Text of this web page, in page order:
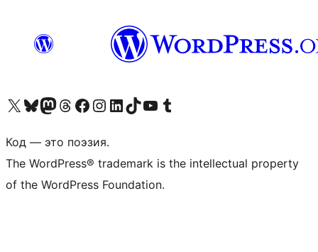
Посетите нас в X (ранее Twitter)
Посетите нашу учётную запись в Bluesky
Посетите нашу ленту в Mastodon
Посетите нашу учётную запись в Threads
Посетите нашу страницу на Facebook
Посетите наш Instagram
Посетите нашу страницу в LinkedIn
Посетите нашу учётную запись в TikTok
Посетите наш канал YouTube
Посетите нашу учётную запись в Tumblr
Код — это поэзия.
The WordPress® trademark is the intellectual property
of the WordPress Foundation.